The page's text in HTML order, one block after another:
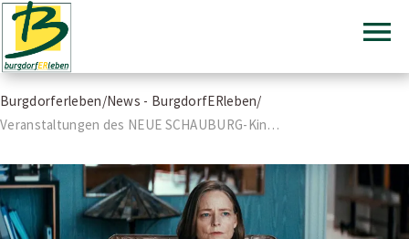
Zum
Inhalt
Burgdorferleben
Burgdorferleben
Burgdorferleben/News - BurgdorfERleben/
Veranstaltungen des NEUE SCHAUBURG-Kinos im Juni 2026